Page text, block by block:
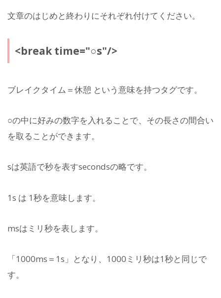
文章のはじめと終わりにそれぞれ付けてください。
<break time="○s"/>
ブレイクタイム＝休憩 という意味を持つタグです。
○の中に好みの数字を入れることで、その長さの間合い
を取ることができます。
sは英語で秒を表すsecondsの略です。
1s は 1秒を意味します。
msはミリ秒を表します。
「1000ms＝1s」となり、1000ミリ秒は1秒と同じで
す。